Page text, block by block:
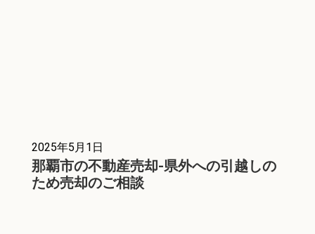
2025年5月1日
那覇市の不動産売却-県外への引越しの
ため売却のご相談